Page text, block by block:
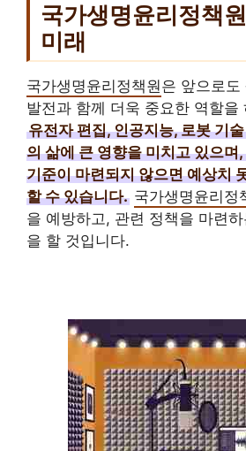
국가생명윤리정책
미래
국가생명윤리정책원은 앞으로도
발전과 함께 더욱 중요한 역할을
유전자 편집, 인공지능, 로봇 기
의 삶에 큰 영향을 미치고 있으며
기준이 마련되지 않으면 예상치
할 수 있습니다. 국가생명윤리정
을 예방하고, 관련 정책을 마련
을 할 것입니다.